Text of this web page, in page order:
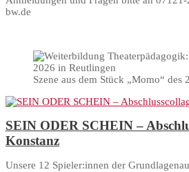
bw.de
Szene aus dem Stück „Momo“
SEIN ODER SCHEIN –
Konstanz
Unsere 12 Spieler:innen der